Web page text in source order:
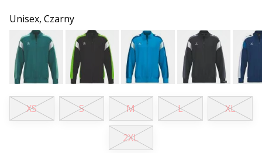
Unisex, Czarny
XS S M L XL
2XL